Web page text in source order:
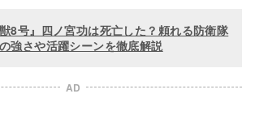
獣8号』四ノ宮功は死亡した？頼れる防衛隊
強さや活躍シーンを徹底解説
AD